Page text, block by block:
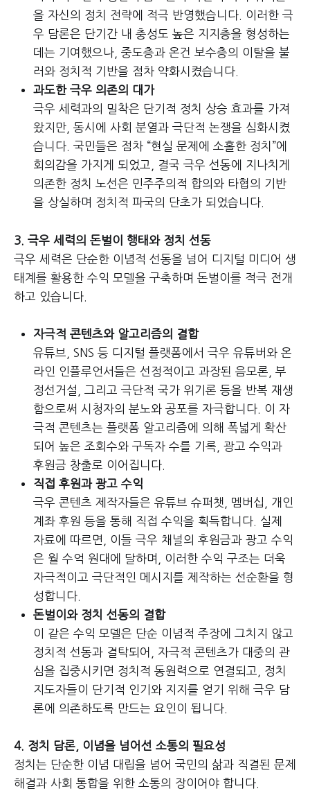
을 자신의 정치 전략에 적극 반영했습니다. 이러한 극
우 담론은 단기간 내 충성도 높은 지지층을 형성하는
데는 기여했으나, 중도층과 온건 보수층의 이탈을 불
러와 정치적 기반을 점차 약화시켰습니다.
과도한 극우 의존의 대가
극우 세력과의 밀착은 단기적 정치 상승 효과를 가져
왔지만, 동시에 사회 분열과 극단적 논쟁을 심화시켰
습니다. 국민들은 점차 “현실 문제에 소홀한 정치”에
회의감을 가지게 되었고, 결국 극우 선동에 지나치게
의존한 정치 노선은 민주주의적 합의와 타협의 기반
을 상실하며 정치적 파국의 단초가 되었습니다.
3. 극우 세력의 돈벌이 행태와 정치 선동
극우 세력은 단순한 이념적 선동을 넘어 디지털 미디어 생
태계를 활용한 수익 모델을 구축하며 돈벌이를 적극 전개
하고 있습니다.
자극적 콘텐츠와 알고리즘의 결합
유튜브, SNS 등 디지털 플랫폼에서 극우 유튜버와 온
라인 인플루언서들은 선정적이고 과장된 음모론, 부
정선거설, 그리고 극단적 국가 위기론 등을 반복 재생
함으로써 시청자의 분노와 공포를 자극합니다. 이 자
극적 콘텐츠는 플랫폼 알고리즘에 의해 폭넓게 확산
되어 높은 조회수와 구독자 수를 기록, 광고 수익과
후원금 창출로 이어집니다.
직접 후원과 광고 수익
극우 콘텐츠 제작자들은 유튜브 슈퍼챗, 멤버십, 개인
계좌 후원 등을 통해 직접 수익을 획득합니다. 실제
자료에 따르면, 이들 극우 채널의 후원금과 광고 수익
은 월 수억 원대에 달하며, 이러한 수익 구조는 더욱
자극적이고 극단적인 메시지를 제작하는 선순환을 형
성합니다.
돈벌이와 정치 선동의 결합
이 같은 수익 모델은 단순 이념적 주장에 그치지 않고
정치적 선동과 결탁되어, 자극적 콘텐츠가 대중의 관
심을 집중시키면 정치적 동원력으로 연결되고, 정치
지도자들이 단기적 인기와 지지를 얻기 위해 극우 담
론에 의존하도록 만드는 요인이 됩니다.
4. 정치 담론, 이념을 넘어선 소통의 필요성
정치는 단순한 이념 대립을 넘어 국민의 삶과 직결된 문제
해결과 사회 통합을 위한 소통의 장이어야 합니다.